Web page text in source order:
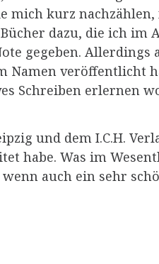
mich kurz nachzählen,
dazu, die ich im
gegeben. Allerdings
Namen veröffentlicht
Schreiben erlernen
und dem I.C.H.
habe. Was im
auch ein sehr